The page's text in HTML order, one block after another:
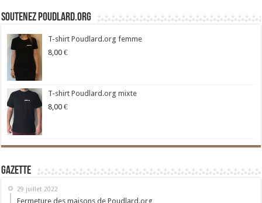
Soutenez Poudlard.org
T-shirt Poudlard.org femme
8,00 €
T-shirt Poudlard.org mixte
8,00 €
Gazette
29 juillet 2022
Fermeture des maisons de Poudlard.org